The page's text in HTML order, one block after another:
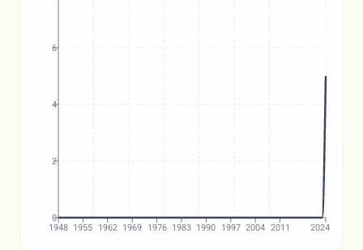
1948 1955 1962 1969 1976 1983 1990 1997 2004 2011 2024
0
2
4
6